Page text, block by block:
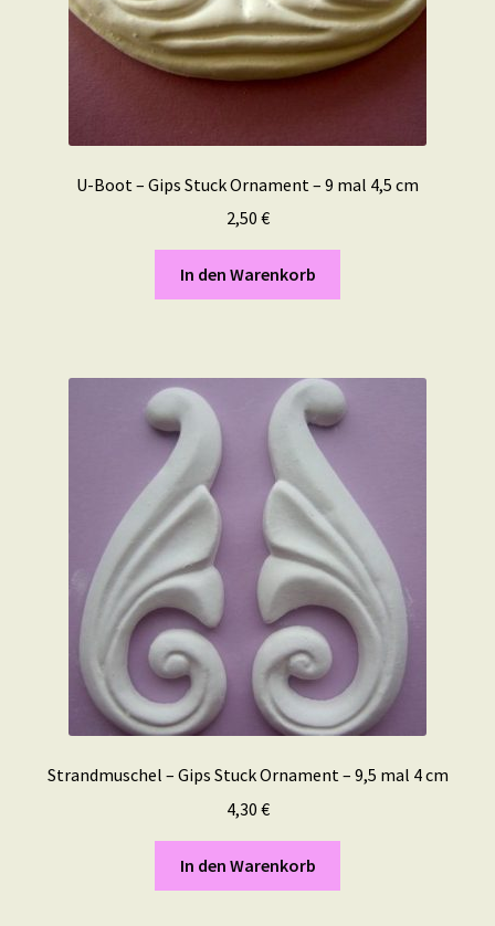
U-Boot – Gips Stuck Ornament – 9 mal 4,5 cm
2,50 €
In den Warenkorb
Strandmuschel – Gips Stuck Ornament – 9,5 mal 4 cm
4,30 €
In den Warenkorb